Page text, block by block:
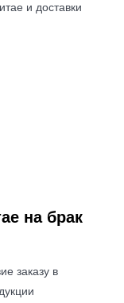
и доставки
на брак
заказу в